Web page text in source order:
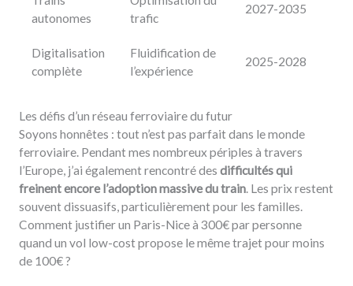
autonomes
trafic
2027-2035
Digitalisation
complète
Fluidification de
l’expérience
2025-2028
Les défis d’un réseau ferroviaire du futur
Soyons honnêtes : tout n’est pas parfait dans le monde
ferroviaire. Pendant mes nombreux périples à travers
l’Europe, j’ai également rencontré des difficultés qui
freinent encore l’adoption massive du train. Les prix restent
souvent dissuasifs, particulièrement pour les familles.
Comment justifier un Paris-Nice à 300€ par personne
quand un vol low-cost propose le même trajet pour moins
de 100€ ?